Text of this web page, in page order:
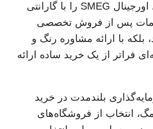
نه تنها کالاهای اورجینال SMEG را با گارانتی
خدمات پس از فروش تخصصی
بلکه با ارائه مشاوره رنگ و
فراتر از یک خرید ساده ارائه
بلندمدت در خرید
انتخاب از فروشگاه‌های